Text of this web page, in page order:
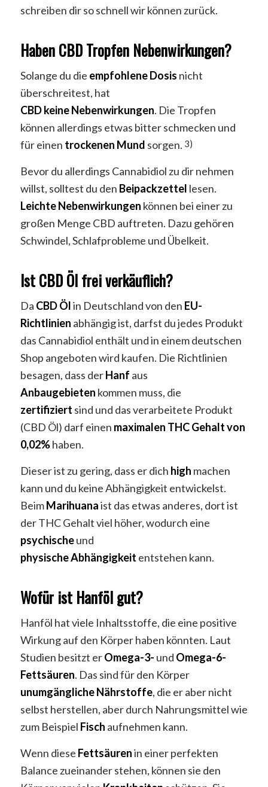
schreiben dir so schnell wir können zurück.
Haben CBD Tropfen Nebenwirkungen?
Solange du die empfohlene Dosis nicht
überschreitest, hat
CBD keine Nebenwirkungen. Die Tropfen
können allerdings etwas bitter schmecken und
für einen trockenen Mund sorgen. 3)
Bevor du allerdings Cannabidiol zu dir nehmen
willst, solltest du den Beipackzettel lesen.
Leichte Nebenwirkungen können bei einer zu
großen Menge CBD auftreten. Dazu gehören
Schwindel, Schlafprobleme und Übelkeit.
Ist CBD Öl frei verkäuflich?
Da CBD Ölin Deutschland von den EU-
Richtlinien abhängig ist, darfst du jedes Produkt
das Cannabidiol enthält und in einem deutschen
Shop angeboten wird kaufen. Die Richtlinien
besagen, dass derHanf aus
Anbaugebieten kommen muss, die
zertifiziert sind und das verarbeitete Produkt
(CBD Öl) darf einen maximalen THC Gehalt von
0,02%haben.
Dieser ist zu gering, dass er dich high machen
kann und du keine Abhängigkeit entwickelst.
BeimMarihuanaist das etwas anderes, dort ist
der THC Gehalt viel höher, wodurch eine
psychischeund
physischeAbhängigkeit entstehen kann.
Wofür ist Hanföl gut?
Hanföl hat viele Inhaltsstoffe, die eine positive
Wirkung auf den Körper haben könnten. Laut
Studien besitzt erOmega-3- und Omega-6-
Fettsäuren. Das sind für den Körper
unumgängliche Nährstoffe, die er aber nicht
selbst herstellen, aber durch Nahrungsmittel wie
zum Beispiel Fisch aufnehmen kann.
Wenn diese Fettsäurenin einer perfekten
Balance zueinander stehen, können sie den